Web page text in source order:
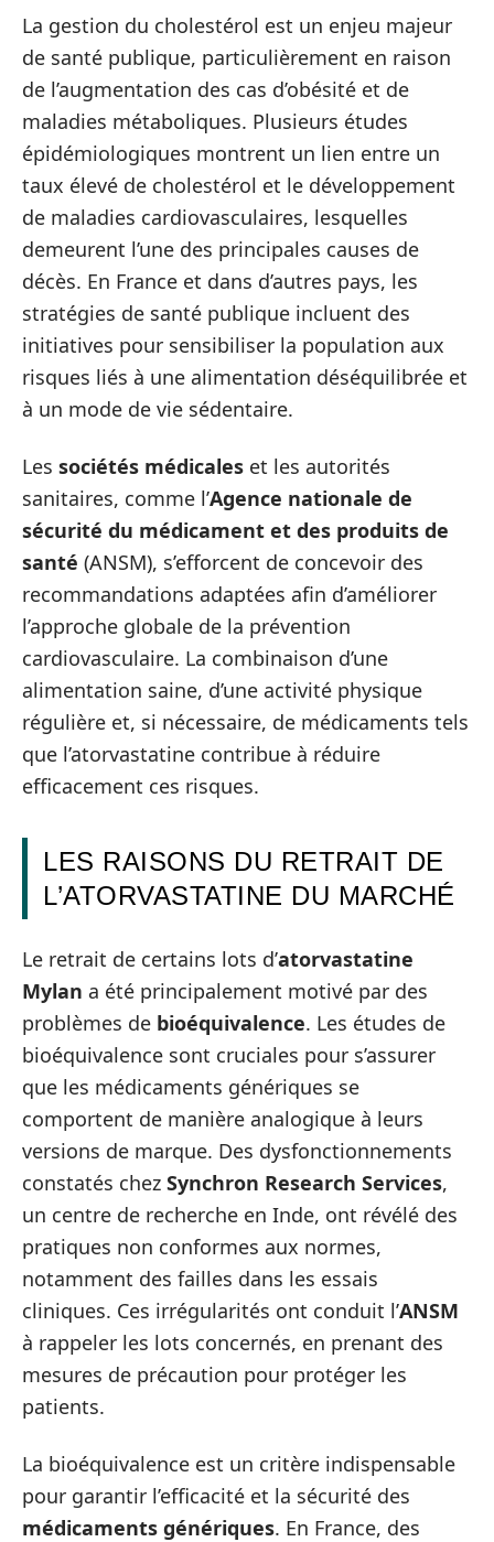
La gestion du cholestérol est un enjeu majeur
de santé publique, particulièrement en raison
de l’augmentation des cas d’obésité et de
maladies métaboliques. Plusieurs études
épidémiologiques montrent un lien entre un
taux élevé de cholestérol et le développement
de maladies cardiovasculaires, lesquelles
demeurent l’une des principales causes de
décès. En France et dans d’autres pays, les
stratégies de santé publique incluent des
initiatives pour sensibiliser la population aux
risques liés à une alimentation déséquilibrée et
à un mode de vie sédentaire.
Les sociétés médicales et les autorités
sanitaires, comme l’Agence nationale de
sécurité du médicament et des produits de
santé (ANSM), s’efforcent de concevoir des
recommandations adaptées afin d’améliorer
l’approche globale de la prévention
cardiovasculaire. La combinaison d’une
alimentation saine, d’une activité physique
régulière et, si nécessaire, de médicaments tels
que l’atorvastatine contribue à réduire
efficacement ces risques.
LES RAISONS DU RETRAIT DE
L’ATORVASTATINE DU MARCHÉ
Le retrait de certains lots d’atorvastatine
Mylan a été principalement motivé par des
problèmes de bioéquivalence. Les études de
bioéquivalence sont cruciales pour s’assurer
que les médicaments génériques se
comportent de manière analogique à leurs
versions de marque. Des dysfonctionnements
constatés chez Synchron Research Services,
un centre de recherche en Inde, ont révélé des
pratiques non conformes aux normes,
notamment des failles dans les essais
cliniques. Ces irrégularités ont conduit l’ANSM
à rappeler les lots concernés, en prenant des
mesures de précaution pour protéger les
patients.
La bioéquivalence est un critère indispensable
pour garantir l’efficacité et la sécurité des
médicaments génériques. En France, des